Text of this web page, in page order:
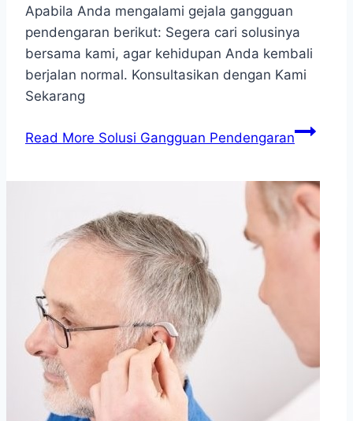
Apabila Anda mengalami gejala gangguan
pendengaran berikut: Segera cari solusinya
bersama kami, agar kehidupan Anda kembali
berjalan normal. Konsultasikan dengan Kami
Sekarang
Read More Solusi Gangguan Pendengaran